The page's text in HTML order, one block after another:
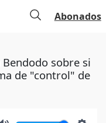
Abonados
sobre si
de "control" de